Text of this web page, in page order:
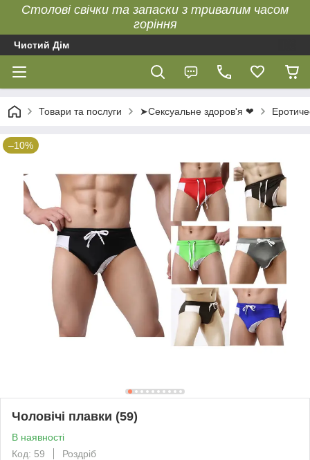
Столові свічки та запаски з тривалим часом
горіння
Чистий Дім
Товари та послуги ➤Сексуальне здоров'я ❤
–10%
Чоловічі плавки (59)
В наявності
Код: 59
Роздріб